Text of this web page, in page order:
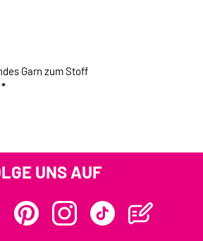
Garn zum Stoff
*
UNS AUF